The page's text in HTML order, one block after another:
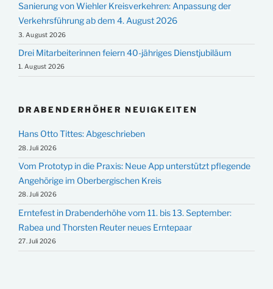
Sanierung von Wiehler Kreisverkehren: Anpassung der
Verkehrsführung ab dem 4. August 2026
3. August 2026
Drei Mitarbeiterinnen feiern 40-jähriges Dienstjubiläum
1. August 2026
DRABENDERHÖHER NEUIGKEITEN
Hans Otto Tittes: Abgeschrieben
28. Juli 2026
Vom Prototyp in die Praxis: Neue App unterstützt pflegende
Angehörige im Oberbergischen Kreis
28. Juli 2026
Erntefest in Drabenderhöhe vom 11. bis 13. September:
Rabea und Thorsten Reuter neues Erntepaar
27. Juli 2026